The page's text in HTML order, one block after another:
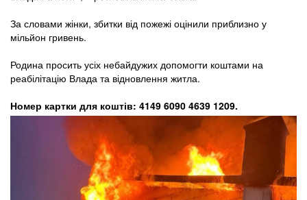
За словами жінки, збитки від пожежі оцінили приблизно у
мільйон гривень.
Родина просить усіх небайдужих допомогти коштами на
реабілітацію Влада та відновлення житла.
Номер картки для коштів: 4149 6090 4639 1209.